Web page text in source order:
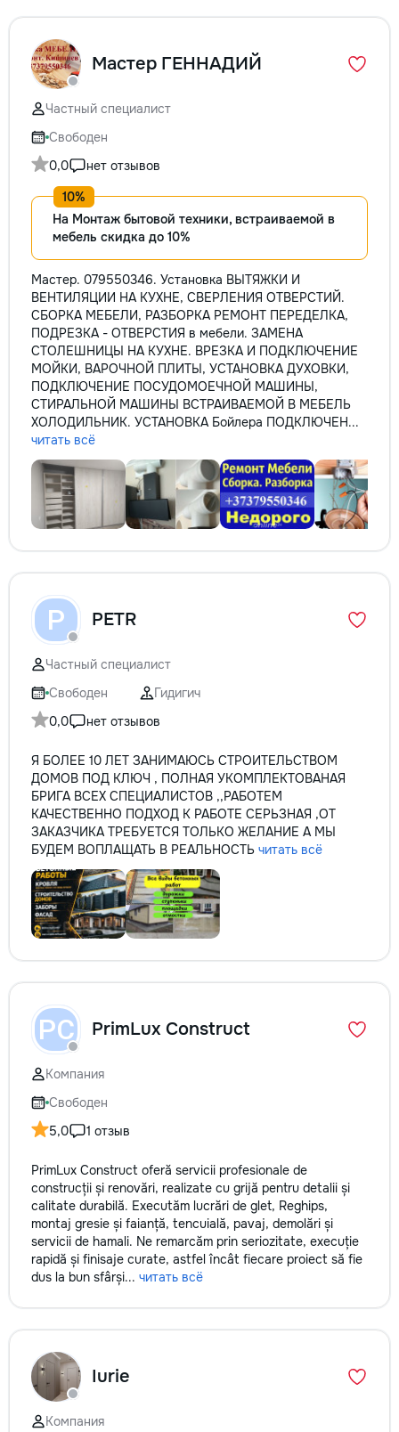
Мастер ГЕННАДИЙ
Частный специалист
Свободен
0,0
нет отзывов
На Монтаж бытовой техники, встраиваемой в
мебель скидка до 10%
Мастер. 079550346. Установка ВЫТЯЖКИ И
ВЕНТИЛЯЦИИ НА КУХНЕ, СВЕРЛЕНИЯ ОТВЕРСТИЙ.
СБОРКА МЕБЕЛИ, РАЗБОРКА РЕМОНТ ПЕРЕДЕЛКА,
ПОДРЕЗКА - ОТВЕРСТИЯ в мебели. ЗАМЕНА
СТОЛЕШНИЦЫ НА КУХНЕ. ВРЕЗКА И ПОДКЛЮЧЕНИЕ
МОЙКИ, ВАРОЧНОЙ ПЛИТЫ, УСТАНОВКА ДУХОВКИ,
ПОДКЛЮЧЕНИЕ ПОСУДОМОЕЧНОЙ МАШИНЫ,
СТИРАЛЬНОЙ МАШИНЫ ВСТРАИВАЕМОЙ В МЕБЕЛЬ
ХОЛОДИЛЬНИК. УСТАНОВКА Бойлера ПОДКЛЮЧЕН...
читать всё
P PETR
Частный специалист
Свободен
Гидигич
0,0
нет отзывов
Я БОЛЕЕ 10 ЛЕТ ЗАНИМАЮСЬ СТРОИТЕЛЬСТВОМ
ДОМОВ ПОД КЛЮЧ , ПОЛНАЯ УКОМПЛЕКТОВАНАЯ
БРИГА ВСЕХ СПЕЦИАЛИСТОВ ,,РАБОТЕМ
КАЧЕСТВЕННО ПОДХОД К РАБОТЕ СЕРЬЗНАЯ ,ОТ
ЗАКАЗЧИКА ТРЕБУЕТСЯ ТОЛЬКО ЖЕЛАНИЕ А МЫ
БУДЕМ ВОПЛАЩАТЬ В РЕАЛЬНОСТЬ читать всё
PC PrimLux Construct
Компания
Свободен
5,0
1 отзыв
PrimLux Construct oferă servicii profesionale de
construcții și renovări, realizate cu grijă pentru detalii și
calitate durabilă. Executăm lucrări de glet, Reghips,
montaj gresie și faianță, tencuială, pavaj, demolări și
servicii de hamali. Ne remarcăm prin seriozitate, execuție
rapidă și finisaje curate, astfel încât fiecare proiect să fie
dus la bun sfârși... читать всё
Iurie
Компания